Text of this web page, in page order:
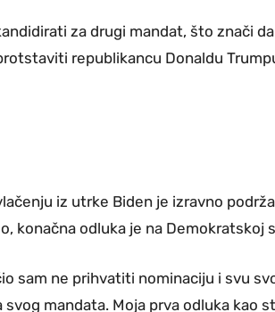
za drugi mandat, što znači
republikancu Donaldu
iz utrke Biden je izravno
konačna odluka je na Demokratskoj
sam ne prihvatiti nominaciju i svu
mandata. Moja prva odluka kao